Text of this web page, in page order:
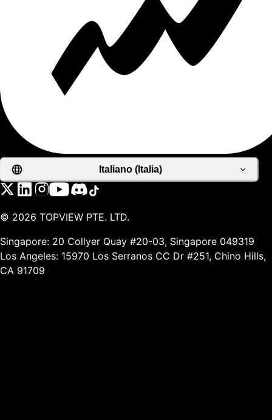
Italiano (Italia)
© 2026 TOPVIEW PTE. LTD.
Singapore: 20 Collyer Quay #20-03, Singapore 049319
Los Angeles: 15970 Los Serranos CC Dr #251, Chino Hills,
CA 91709